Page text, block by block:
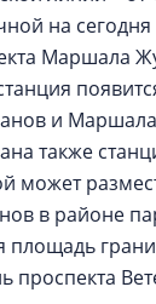
на
Маршала
и
также
может
в районе
площадь
проспекта